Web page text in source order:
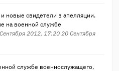
новые свидетели в апелляции.
на военной службе
2012, 17:20 20 Сентября
службе военнослужащего,